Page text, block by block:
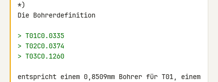
*)
Die Bohrerdefinition
> T01C0.0335
> T02C0.0374
> T03C0.1260
entspricht einem 0,8509mm Bohrer für T01, einem